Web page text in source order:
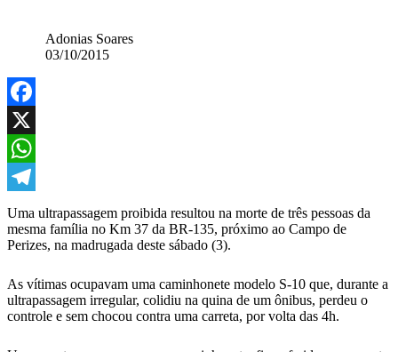
Adonias Soares
03/10/2015
Facebook
X
WhatsApp
Telegram
Uma ultrapassagem proibida resultou na morte de três pessoas da
mesma família no Km 37 da BR-135, próximo ao Campo de
Perizes, na madrugada deste sábado (3).
As vítimas ocupavam uma caminhonete modelo S-10 que, durante a
ultrapassagem irregular, colidiu na quina de um ônibus, perdeu o
controle e sem chocou contra uma carreta, por volta das 4h.